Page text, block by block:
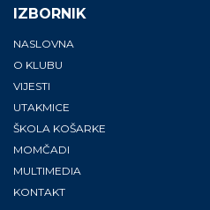
IZBORNIK
NASLOVNA
O KLUBU
VIJESTI
UTAKMICE
ŠKOLA KOŠARKE
MOMČADI
MULTIMEDIA
KONTAKT